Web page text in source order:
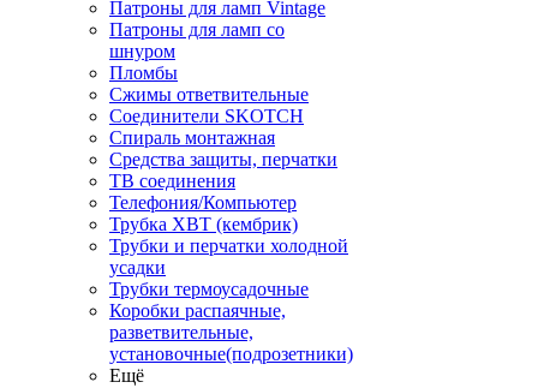
Патроны для ламп Vintage
Патроны для ламп со
шнуром
Пломбы
Сжимы ответвительные
Соединители SKOTCH
Спираль монтажная
Средства защиты, перчатки
ТВ соединения
Телефония/Компьютер
Трубка ХВТ (кембрик)
Трубки и перчатки холодной
усадки
Трубки термоусадочные
Коробки распаячные,
разветвительные,
установочные(подрозетники)
Ещё